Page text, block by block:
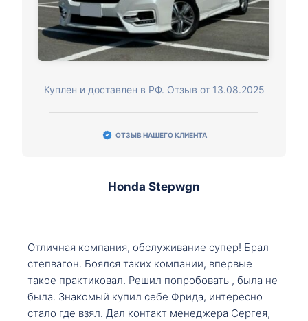
Куплен и доставлен в РФ. Отзыв от 13.08.2025
ОТЗЫВ НАШЕГО КЛИЕНТА
Honda Stepwgn
Отличная компания, обслуживание супер! Брал
степвагон. Боялся таких компании, впервые
такое практиковал. Решил попробовать , была не
была. Знакомый купил себе Фрида, интересно
стало где взял. Дал контакт менеджера Сергея,